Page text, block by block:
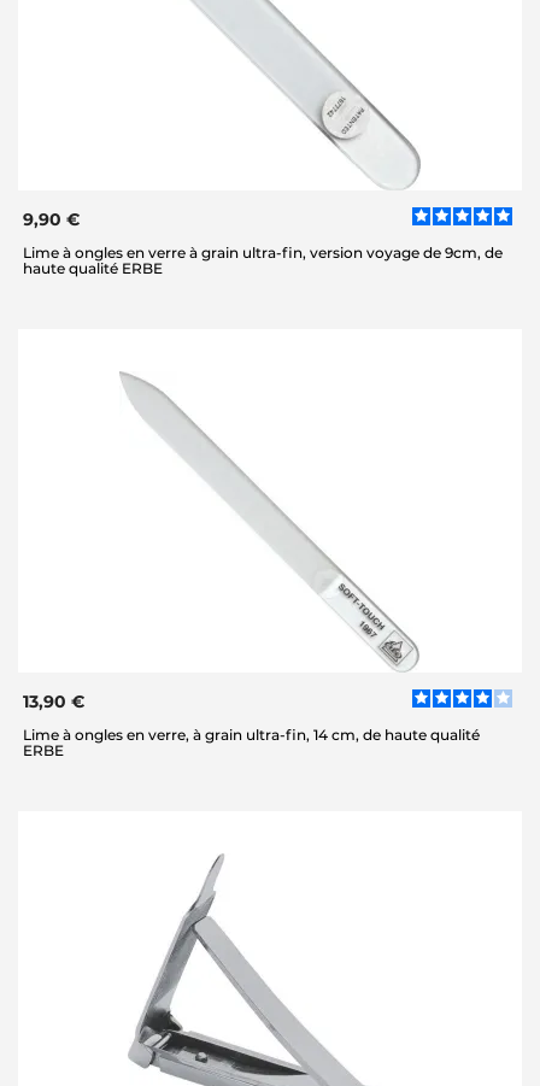
9,90 €
Lime à ongles en verre à grain ultra-fin, version voyage de 9cm, de
haute qualité ERBE
13,90 €
Lime à ongles en verre, à grain ultra-fin, 14 cm, de haute qualité
ERBE